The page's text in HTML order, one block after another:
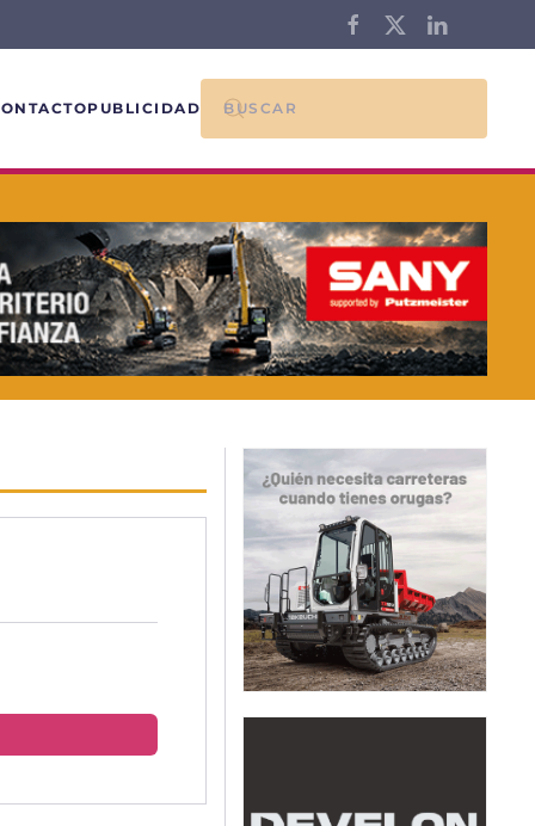
PUBLICIDAD